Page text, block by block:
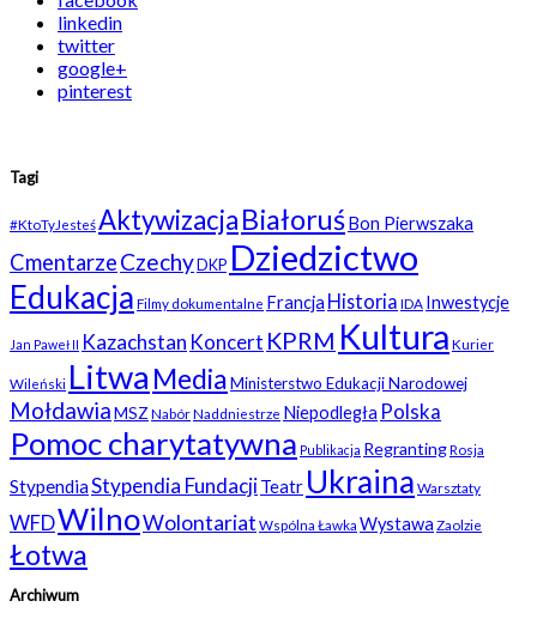
linkedin
twitter
google+
pinterest
Tagi
#KtoTyJesteśAktywizacjaBiałoruśBon Pierwszaka
CmentarzeCzechyDKP Dziedzictwo
Edukacja Filmy dokumentalne Francja Historia IDA Inwestycje
Jan Paweł II Kazachstan Koncert KPRM Kultura Kurier
Wileński Litwa MediaMinisterstwo Edukacji Narodowej
MołdawiaMSZ NabórNaddniestrze Niepodległa Polska
Pomoc charytatywna Publikacja RegrantingRosja
StypendiaStypendia FundacjiTeatr Ukraina Warsztaty
WFDWilnoWolontariat Wspólna Ławka Wystawa Zaolzie
Łotwa
Archiwum